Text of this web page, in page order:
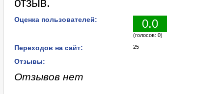
Оценка пользователей: 0.0
(голосов: 0)
Переходов на сайт: 25
Отзывы:
Отзывов нет